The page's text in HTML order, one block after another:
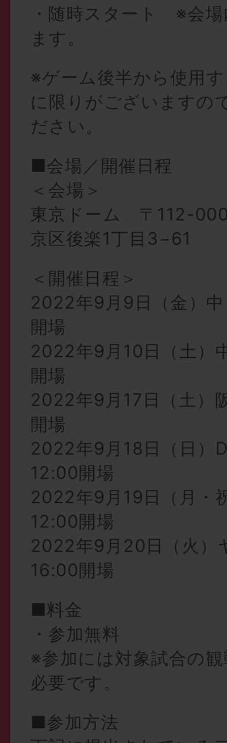
・随時スタート ※会
ます。
※ゲーム後半から使用
に限りがございますの
ださい。
■会場／開催日程
＜会場＞
東京ドーム 〒112-
京区後楽1丁目3−61
＜開催日程＞
2022年9月9日（金）
開場
2022年9月10日（土
開場
2022年9月17日（土
開場
2022年9月18日（日
12:00開場
2022年9月19日（月
12:00開場
2022年9月20日（火
16:00開場
■料金
・参加無料
※参加には対象試合の
必要です。
■参加方法